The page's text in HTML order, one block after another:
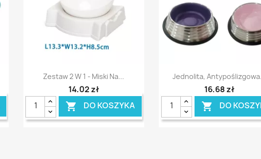
Szybki podgląd
Zestaw 2 W 1 - Miski Na...
14,02 zł
 DO KOSZYKA
Szybki podgląd
Jednolita,
16,68 zł
 DO